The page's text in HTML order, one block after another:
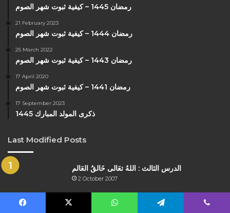
رمضان 1445 – كيفية ثبوت شهر الصوم
21 February 2023
رمضان 1444 – كيفية ثبوت شهر الصوم
25 March 2022
رمضان 1443 – كيفية ثبوت شهر الصوم
17 April 2020
رمضان 1441 – كيفية ثبوت شهر الصوم
17 September 2023
ذكرى المولد المبارك 1445
Last Modified Posts
الدرس الثالث : اللهُ تعَالى خَالقُ العَالم
2 October 2007